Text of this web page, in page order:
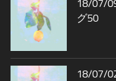
18/07/
グ50
18/07/